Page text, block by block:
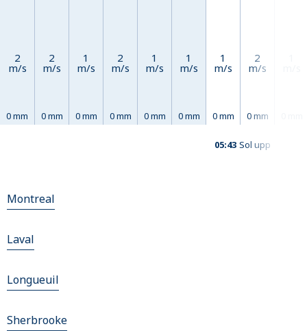
2
m/s
0 mm
2
m/s
0 mm
1
m/s
0 mm
2
m/s
0 mm
1
m/s
0 mm
1
m/s
0 mm
1
m/s
0 mm
2
m/s
0 mm
05:43 Sol upp
Montreal
Laval
Longueuil
Sherbrooke